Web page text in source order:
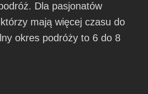
Dla pasjonatów
mają więcej czasu do
okres podróży to 6 do 8